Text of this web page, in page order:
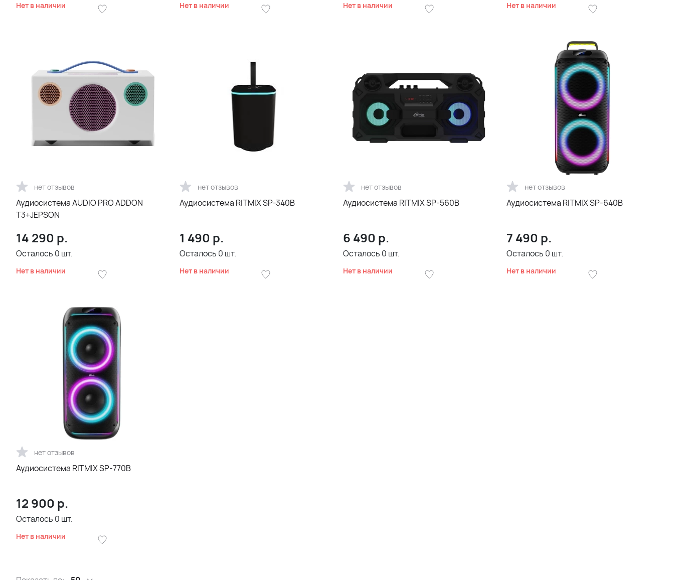
Нет в наличии Нет в наличии Нет в наличии Нет в наличии
нет отзывов
Аудиосистема AUDIO PRO ADDON
T3+JEPSON
14 290 р.
Осталось 0 шт.
Нет в наличии
нет отзывов
Аудиосистема RITMIX SP-340B
1 490 р.
Осталось 0 шт.
Нет в наличии
нет отзывов
Аудиосистема RITMIX SP-560B
6 490 р.
Осталось 0 шт.
Нет в наличии
нет отзывов
Аудиосистема RITMIX SP-640B
7 490 р.
Осталось 0 шт.
Нет в наличии
нет отзывов
Аудиосистема RITMIX SP-770B
12 900 р.
Осталось 0 шт.
Нет в наличии